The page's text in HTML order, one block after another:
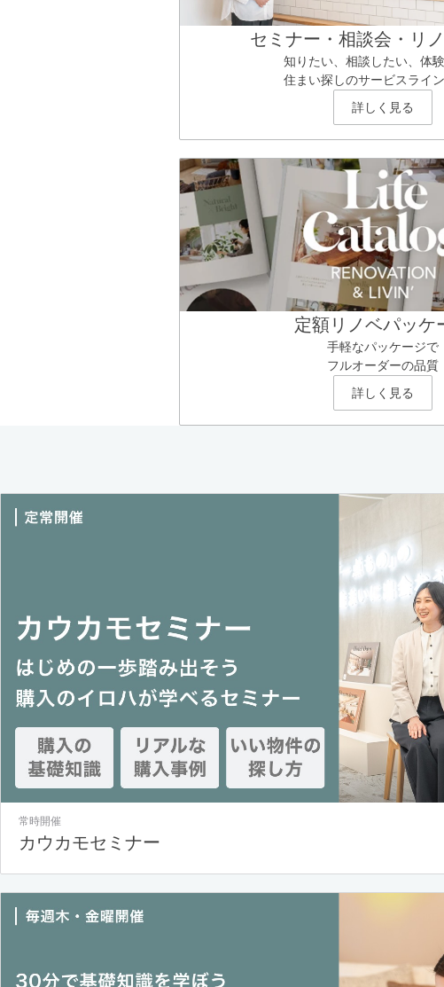
セミナー・相談会・リ
知りたい、相談したい、体
住まい探しのサービスライ
詳しく見る
定額リノベパッケ
手軽なパッケージで
フルオーダーの品質
詳しく見る
常時開催
カウカモセミナー